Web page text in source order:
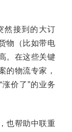
然接到的大订
物（比如带电
。在这些关键
的物流专家，
价了”的业务
也帮助中联重